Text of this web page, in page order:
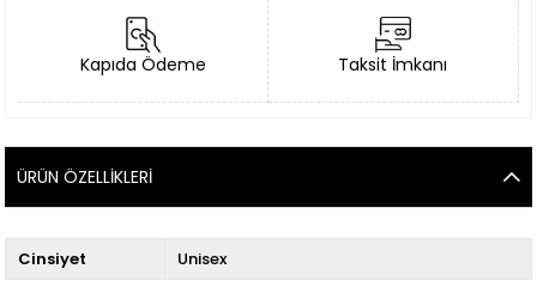
Kapıda Ödeme Taksit İmkanı
ÜRÜN ÖZELLIKLERI
Cinsiyet Unisex